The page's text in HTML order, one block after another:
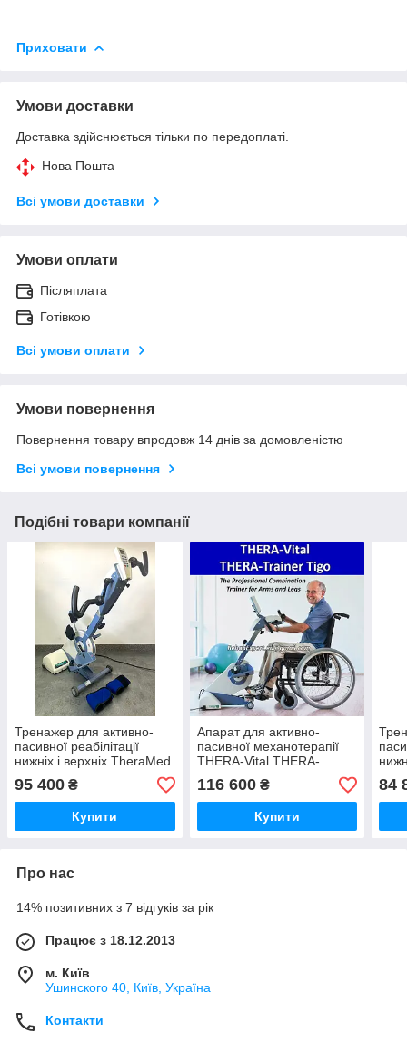
Приховати
Умови доставки
Доставка здійснюється тільки по передоплаті.
Нова Пошта
Всі умови доставки
Умови оплати
Післяплата
Готівкою
Всі умови оплати
Умови повернення
Повернення товару впродовж 14 днів за домовленістю
Всі умови повернення
Подібні товари компанії
Тренажер для активно-
пасивної реабілітації
нижніх і верхніх TheraMed
Thera Trainer — Electric
Rotor Hand-Foot
95 400 ₴
Купити
Апарат для активно-
пасивної механотерапії
THERA-Vital THERA-
Trainer Tigo 510 Trainer for
Arms and Legs Used)
116 600₴
Купити
84
Про нас
14% позитивних з 7 відгуків за рік
Працює з 18.12.2013
м. Київ
Ушинского 40, Київ, Україна
Контакти